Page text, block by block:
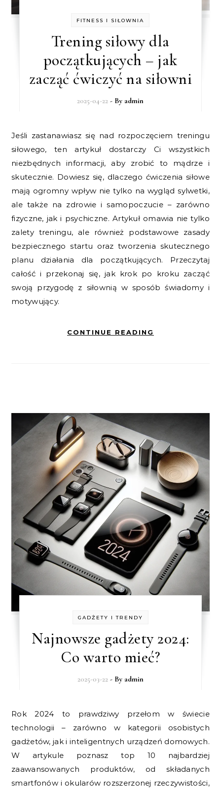
FITNESS I SIŁOWNIA
Trening siłowy dla
początkujących – jak
zacząć ćwiczyć na siłowni
2025-04-22 - By admin
Jeśli zastanawiasz się nad rozpoczęciem treningu
siłowego, ten artykuł dostarczy Ci wszystkich
niezbędnych informacji, aby zrobić to mądrze i
skutecznie. Dowiesz się, dlaczego ćwiczenia siłowe
mają ogromny wpływ nie tylko na wygląd sylwetki,
ale także na zdrowie i samopoczucie – zarówno
fizyczne, jak i psychiczne. Artykuł omawia nie tylko
zalety treningu, ale również podstawowe zasady
bezpiecznego startu oraz tworzenia skutecznego
planu działania dla początkujących. Przeczytaj
całość i przekonaj się, jak krok po kroku zacząć
swoją przygodę z siłownią w sposób świadomy i
motywujący.
CONTINUE READING
GADŻETY I TRENDY
Najnowsze gadżety 2024:
Co warto mieć?
2025-03-22 - By admin
Rok 2024 to prawdziwy przełom w świecie
technologii – zarówno w kategorii osobistych
gadżetów, jak i inteligentnych urządzeń domowych.
W artykule poznasz top 10 najbardziej
zaawansowanych produktów, od składanych
smartfonów i okularów rozszerzonej rzeczywistości,